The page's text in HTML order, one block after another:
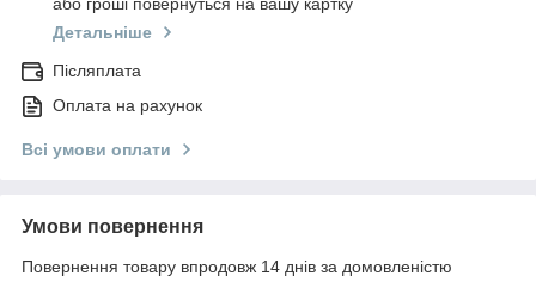
або гроші повернуться на вашу картку
Детальніше
Післяплата
Оплата на рахунок
Всі умови оплати
Умови повернення
Повернення товару впродовж 14 днів за домовленістю